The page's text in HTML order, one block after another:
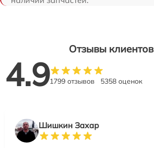
Отзывы клиентов
4.91799 отзывов 5358 оценок
Шишкин Захар